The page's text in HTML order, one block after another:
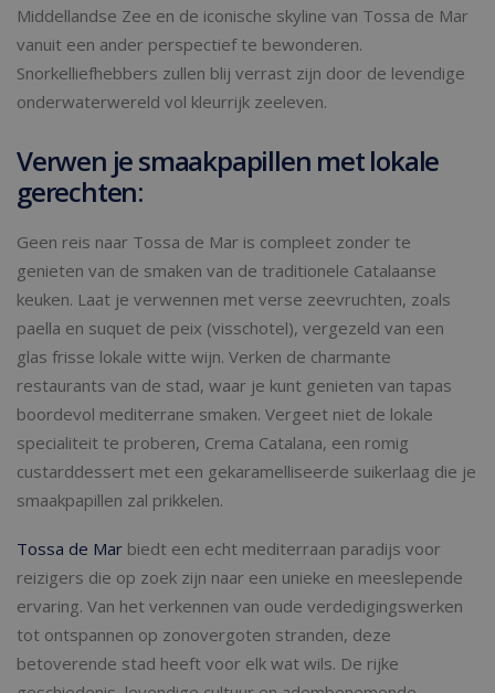
Middellandse Zee en de iconische skyline van Tossa de Mar
vanuit een ander perspectief te bewonderen.
Snorkelliefhebbers zullen blij verrast zijn door de levendige
onderwaterwereld vol kleurrijk zeeleven.
Verwen je smaakpapillen met lokale
gerechten:
Geen reis naar Tossa de Mar is compleet zonder te
genieten van de smaken van de traditionele Catalaanse
keuken. Laat je verwennen met verse zeevruchten, zoals
paella en suquet de peix (visschotel), vergezeld van een
glas frisse lokale witte wijn. Verken de charmante
restaurants van de stad, waar je kunt genieten van tapas
boordevol mediterrane smaken. Vergeet niet de lokale
specialiteit te proberen, Crema Catalana, een romig
custarddessert met een gekaramelliseerde suikerlaag die je
smaakpapillen zal prikkelen.
Tossa de Mar biedt een echt mediterraan paradijs voor
reizigers die op zoek zijn naar een unieke en meeslepende
ervaring. Van het verkennen van oude verdedigingswerken
tot ontspannen op zonovergoten stranden, deze
betoverende stad heeft voor elk wat wils. De rijke